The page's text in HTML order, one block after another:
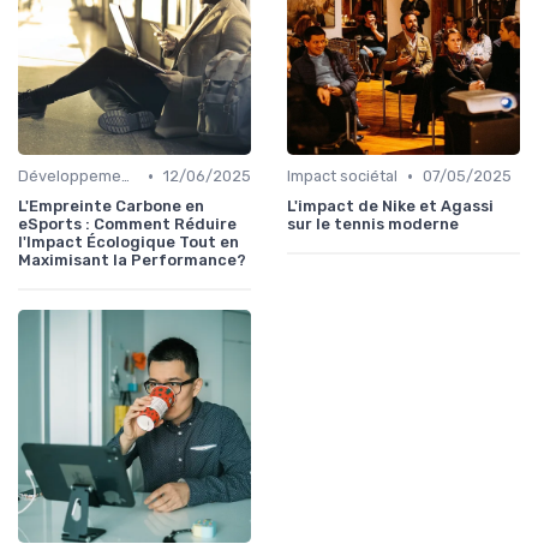
Développement Durable • 12/06/2025
L'Empreinte Carbone en
eSports : Comment Réduire
l'Impact Écologique Tout en
Maximisant la Performance?
Impact sociétal • 07/05/2025
L'impact de Nike et Agassi
sur le tennis moderne